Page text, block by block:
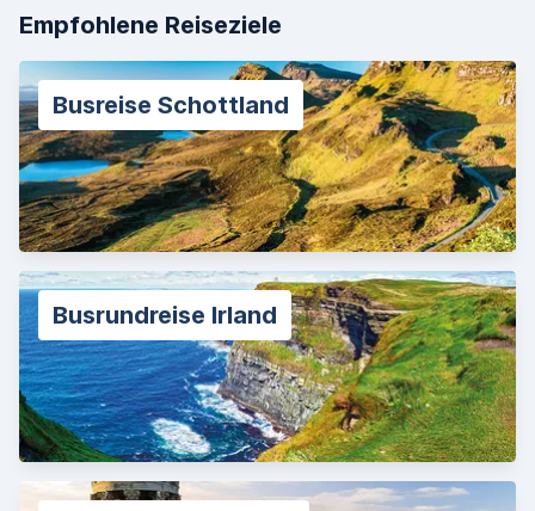
Empfohlene Reiseziele
Busreise Schottland
Busrundreise Irland